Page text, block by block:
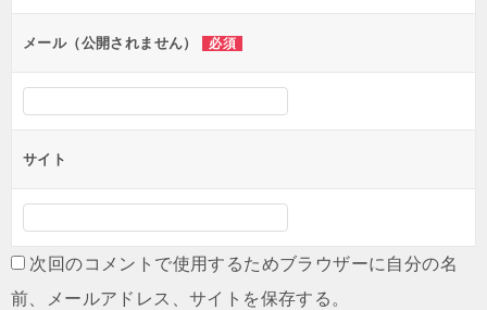
ンメール（公開されません） 必須
サイト
次回のコメントで使用するためブラウザーに自分の名
前、メールアドレス、サイトを保存する。